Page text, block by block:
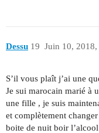
Dessu Juin 10, 2018,
19
S’il vous plaît j’ai une
Je sui marocain marié à
une fille , je suis
et complètement
boite de nuit boir